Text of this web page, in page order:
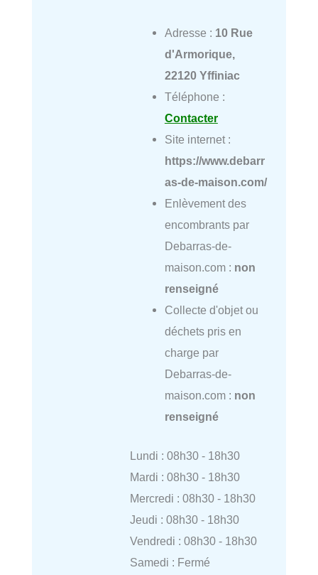
Adresse : 10 Rue
d'Armorique,
22120 Yffiniac
Téléphone :
Contacter
Site internet :
https://www.debarr
as-de-maison.com/
Enlèvement des
encombrants par
Debarras-de-
maison.com : non
renseigné
Collecte d'objet ou
déchets pris en
charge par
Debarras-de-
maison.com : non
renseigné
Lundi : 08h30 - 18h30
Mardi : 08h30 - 18h30
Mercredi : 08h30 - 18h30
Jeudi : 08h30 - 18h30
Vendredi : 08h30 - 18h30
Samedi : Fermé